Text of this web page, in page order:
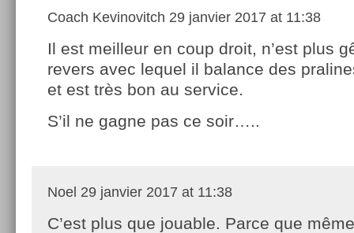
Coach Kevinovitch 29 janvier 2017 at 11:38
Il est meilleur en coup droit, n’est plus
revers avec lequel il balance des
et est très bon au service.
S’il ne gagne pas ce soir…..
Noel 29 janvier 2017 at 11:38
C’est plus que jouable. Parce que